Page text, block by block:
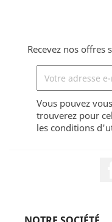
Recevez nos offres
Vous pouvez
trouverez pour
les conditions